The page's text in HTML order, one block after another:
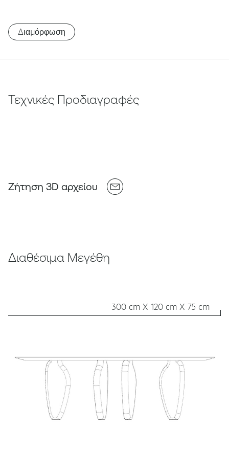
Διαμόρφωση
Τεχνικές Προδιαγραφές
Ζήτηση 3D αρχείου
Διαθέσιμα Μεγέθη
300 cm X 120 cm X 75 cm